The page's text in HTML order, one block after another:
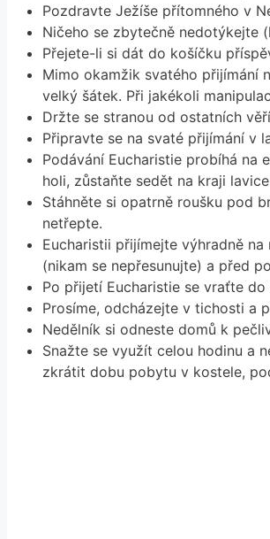
Pozdravte Ježíše přítomného v
Ničeho se zbytečně nedotýkejte
Přejete-li si dát do košíčku
Mimo okamžik svatého přijímání
velký šátek. Při jakékoli
Držte se stranou od ostatních
Připravte se na svaté přijímání v
Podávání Eucharistie probíhá na
holi, zůstaňte sedět na kraji
Stáhněte si opatrně roušku pod
netřepte.
Eucharistii přijímejte výhradně
(nikam se nepřesunujte) a před
Po přijetí Eucharistie se vraťte
Prosíme, odcházejte v tichosti a
Nedělník si odneste domů k
Snažte se využít celou hodinu a
zkrátit dobu pobytu v kostele,